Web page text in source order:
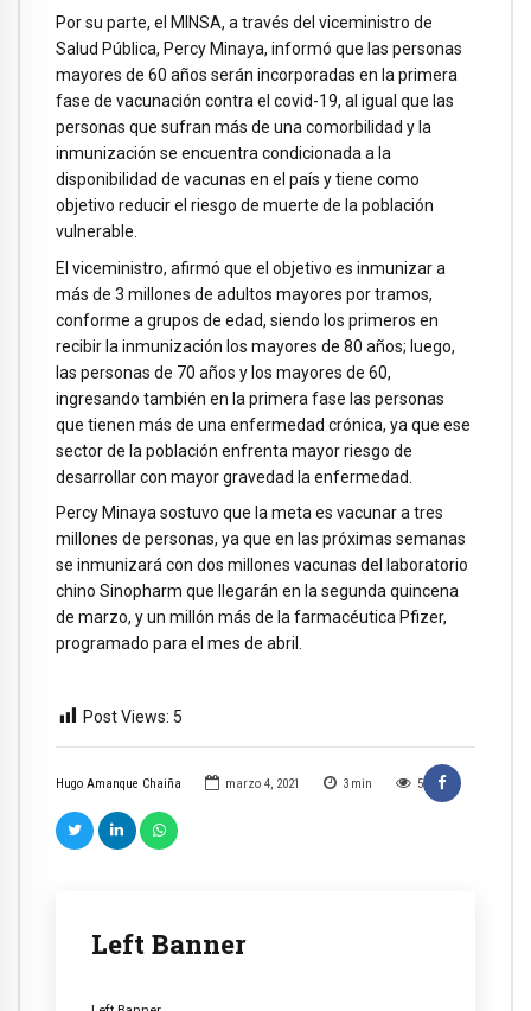
Hugo Amanque Chaiña marzo 4, 2021 3 min 5
Left Banner
Por su parte, el MINSA, a través del viceministro de
Salud Pública, Percy Minaya, informó que las personas
mayores de 60 años serán incorporadas en la primera
fase de vacunación contra el covid-19, al igual que las
personas que sufran más de una comorbilidad y la
inmunización se encuentra condicionada a la
disponibilidad de vacunas en el país y tiene como
objetivo reducir el riesgo de muerte de la población
vulnerable.
El viceministro, afirmó que el objetivo es inmunizar a
más de 3 millones de adultos mayores por tramos,
conforme a grupos de edad, siendo los primeros en
recibir la inmunización los mayores de 80 años; luego,
las personas de 70 años y los mayores de 60,
ingresando también en la primera fase las personas
que tienen más de una enfermedad crónica, ya que ese
sector de la población enfrenta mayor riesgo de
desarrollar con mayor gravedad la enfermedad.
Percy Minaya sostuvo que la meta es vacunar a tres
millones de personas, ya que en las próximas semanas
se inmunizará con dos millones vacunas del laboratorio
chino Sinopharm que llegarán en la segunda quincena
de marzo, y un millón más de la farmacéutica Pfizer,
programado para el mes de abril.
Post Views: 5